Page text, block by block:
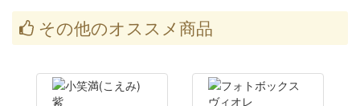
その他のオススメ商品